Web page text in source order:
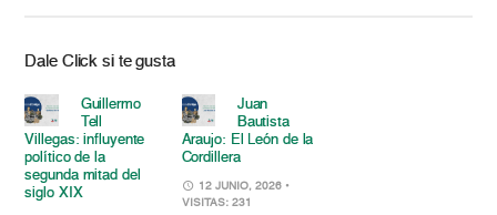
Dale Click si te gusta
Guillermo
Tell
Villegas: influyente
político de la
segunda mitad del
siglo XIX
Juan
Bautista
Araujo: El León de la
Cordillera
12 JUNIO, 2026 •
VISITAS: 231